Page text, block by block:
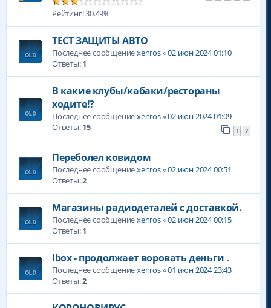
Рейтинг: 30.49%
ТЕСТ ЗАЩИТЫ АВТО
Последнее сообщениеxenros«02 июн 2024 01:10
Ответы:1
В какие клубы/кабаки/рестораны
ходите!?
Последнее сообщениеxenros«02 июн 2024 01:09
Ответы:15 1 2
Переболел ковидом
Последнее сообщениеxenros«02 июн 2024 00:51
Ответы:2
Магазины радиодеталей с доставкой.
Последнее сообщениеxenros«02 июн 2024 00:15
Ответы:1
Ibox - продолжает воровать деньги .
Последнее сообщениеxenros«01 июн 2024 23:43
Ответы:2